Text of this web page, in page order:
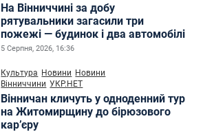
На Вінниччині за добу
рятувальники загасили три
пожежі — будинок і два автомобілі
5 Серпня, 2026, 16:36
Культура Новини Новини
Вінниччини УКР.НЕТ
Вінничан кличуть у одноденний тур
на Житомирщину до бірюзового
кар’єру